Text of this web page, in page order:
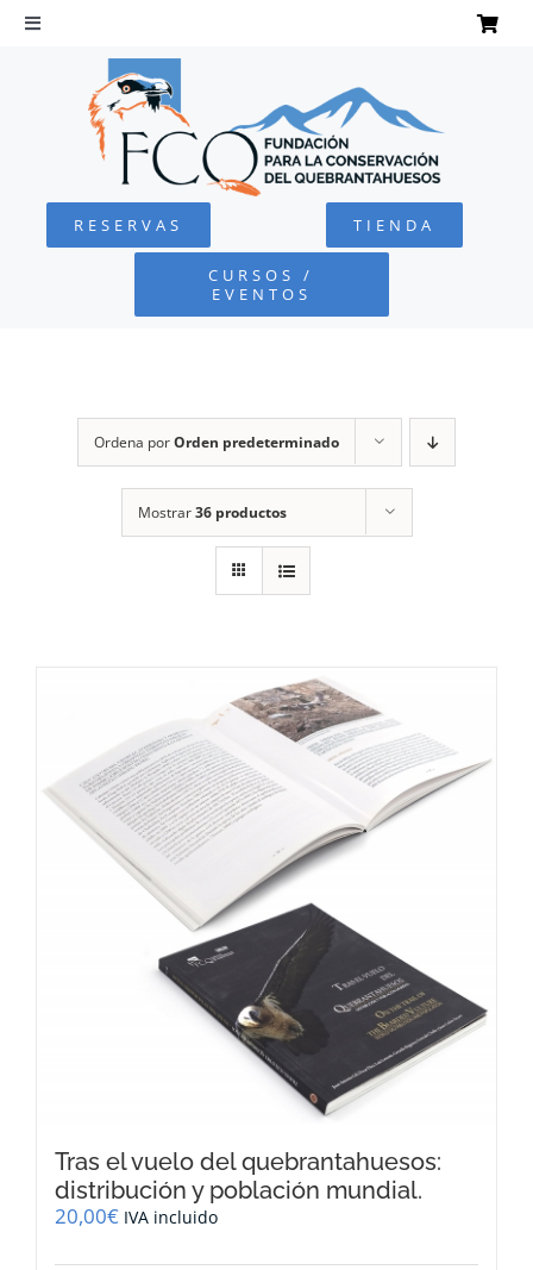
Saltar
Toggle
Navigation
QUEBRANTAHUESOS
FUNDACIÓN
CARRITO
RESERVAS TIENDA
CURSOS /
EVENTOS
Ordena porOrden predeterminado
Mostrar36 productos
Tras el vuelo del quebrantahuesos:
distribución y población mundial.
20,00€ IVA incluido